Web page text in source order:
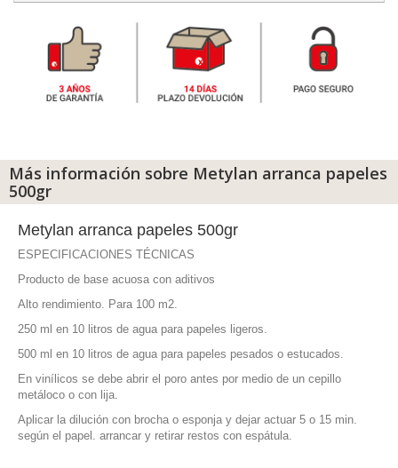
Más información sobre Metylan arranca papeles
500gr
Metylan arranca papeles 500gr
ESPECIFICACIONES TÉCNICAS
Producto de base acuosa con aditivos
Alto rendimiento. Para 100 m2.
250 ml en 10 litros de agua para papeles ligeros.
500 ml en 10 litros de agua para papeles pesados o estucados.
En vinílicos se debe abrir el poro antes por medio de un cepillo
metáloco o con lija.
Aplicar la dilución con brocha o esponja y dejar actuar 5 o 15 min.
según el papel. arrancar y retirar restos con espátula.